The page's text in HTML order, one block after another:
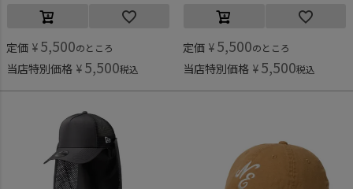
定価 ¥ 5,500のところ
当店特別価格 ¥ 5,500税込
定価 ¥ 5,500のところ
当店特別価格 ¥ 5,500税込